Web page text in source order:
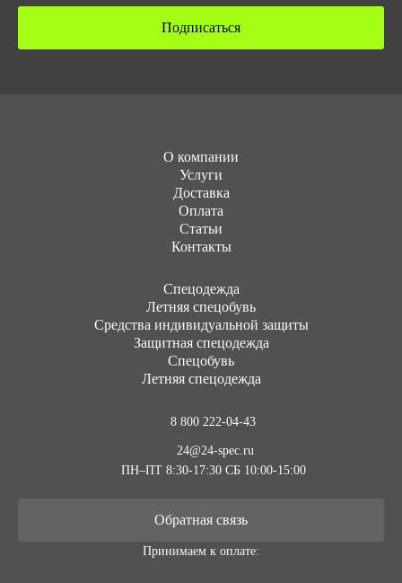
Подписаться
О компании
Услуги
Доставка
Оплата
Статьи
Контакты
Cпецодежда
Летняя спецобувь
Средства индивидуальной защиты
Защитная спецодежда
Спецобувь
Летняя спецодежда
8 800 222-04-43
24@24-spec.ru
ПН–ПТ 8:30-17:30 СБ 10:00-15:00
Обратная связь
Принимаем к оплате: